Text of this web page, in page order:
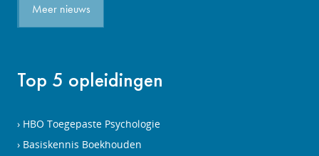
Meer nieuws
Top 5 opleidingen
HBO Toegepaste Psychologie
Basiskennis Boekhouden